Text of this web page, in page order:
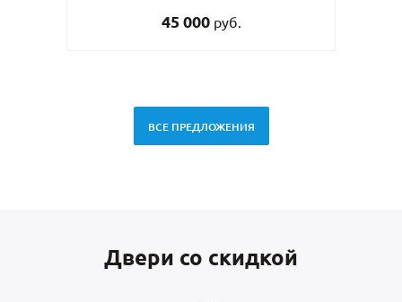
45 000 руб.
ВСЕ ПРЕДЛОЖЕНИЯ
Двери со скидкой